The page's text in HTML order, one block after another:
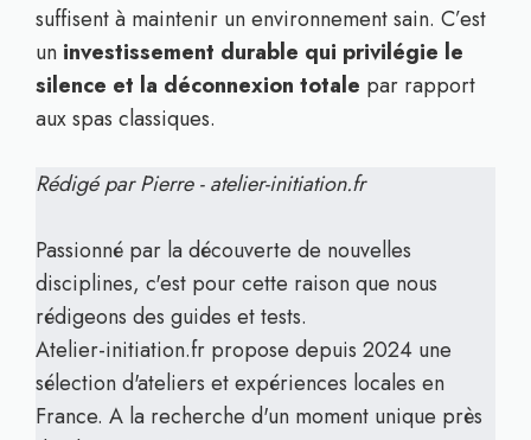
suffisent à maintenir un environnement sain. C’est
un investissement durable qui privilégie le
silence et la déconnexion totale par rapport
aux spas classiques.
Rédigé par Pierre - atelier-initiation.fr
Passionné par la découverte de nouvelles
disciplines, c'est pour cette raison que nous
rédigeons des guides et tests.
Atelier-initiation.fr propose depuis 2024 une
sélection d'ateliers et expériences locales en
France. A la recherche d'un moment unique près